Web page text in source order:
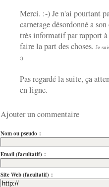
Merci. :-) Je n'ai pourtant
carnetage désordonné a
très informatif par rapport
faire la part des choses. Je
:)
Pas regardé la suite, ça
en ligne.
Ajouter un commentaire
Nom ou pseudo :
Email (facultatif) :
Site Web (facultatif) :